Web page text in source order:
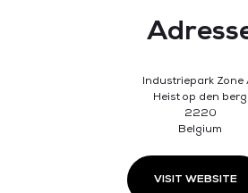
Industriepark Zone
Heist op den berg
2220
Belgium
VISIT WEBSITE